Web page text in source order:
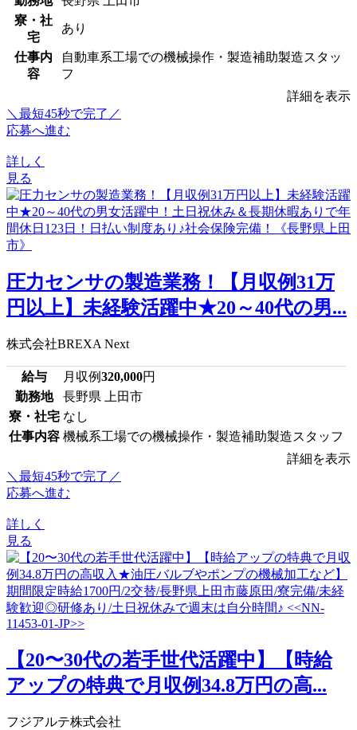
寮・社
宅
あり
仕事内
容
自動車系工場での機械操作・製造補助製造スタッ
フ
詳細を表示
＼最短45秒で完了／
応募へ進む
詳しく
見る
圧力センサの製造業務！【月収例31万
円以上】未経験活躍中★20～40代の男...
株式会社BREXA Next
給与 月収例320,000円
勤務地
長野県 上田市
寮・社宅 なし
仕事内容 機械系工場での機械操作・製造補助製造スタッフ
詳細を表示
＼最短45秒で完了／
応募へ進む
詳しく
見る
【20〜30代の若手世代活躍中】【時給
アップの特典で月収例34.8万円の高...
フジアルテ株式会社